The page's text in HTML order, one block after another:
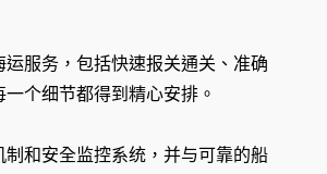
服务，包括快速报关通关、准确
个细节都得到精心安排。
和安全监控系统，并与可靠的船